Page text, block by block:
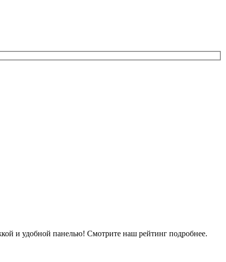
и удобной панелью! Смотрите наш рейтинг подробнее.